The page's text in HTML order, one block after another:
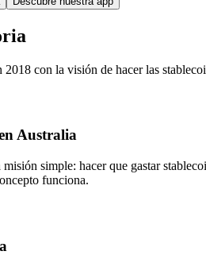
con la visión de hacer las
Australia
simple: hacer que gastar
funciona.